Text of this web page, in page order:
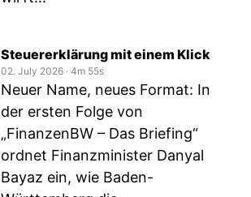
Steuererklärung mit einem Klick
02. July 2026 ‧ 4m 55s
Neuer Name, neues Format: In
der ersten Folge von
„FinanzenBW – Das Briefing“
ordnet Finanzminister Danyal
Bayaz ein, wie Baden-